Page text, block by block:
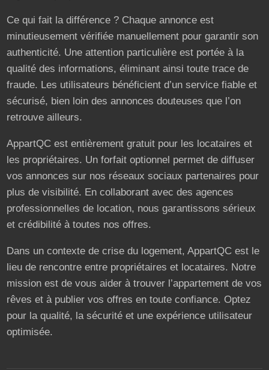
Ce qui fait la différence ? Chaque annonce est
minutieusement vérifiée manuellement pour garantir son
authenticité. Une attention particulière est portée à la
qualité des informations, éliminant ainsi toute trace de
fraude. Les utilisateurs bénéficient d’un service fiable et
sécurisé, bien loin des annonces douteuses que l’on
retrouve ailleurs.
AppartQC est entièrement gratuit pour les locataires et
les propriétaires. Un forfait optionnel permet de diffuser
vos annonces sur nos réseaux sociaux partenaires pour
plus de visibilité. En collaborant avec des agences
professionnelles de location, nous garantissons sérieux
et crédibilité à toutes nos offres.
Dans un contexte de crise du logement, AppartQC est le
lieu de rencontre entre propriétaires et locataires. Notre
mission est de vous aider à trouver l’appartement de vos
rêves et à publier vos offres en toute confiance. Optez
pour la qualité, la sécurité et une expérience utilisateur
optimisée.